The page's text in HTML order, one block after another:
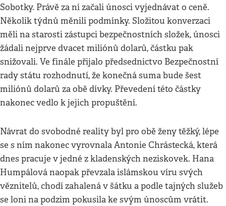
Sobotky. Právě za ní začali únosci vyjednávat o ceně.
Několik týdnů měnili podmínky. Složitou konverzaci
měli na starosti zástupci bezpečnostních složek, únosci
žádali nejprve dvacet miliónů dolarů, částku pak
snižovali. Ve finále přijalo předsednictvo Bezpečnostní
rady státu rozhodnutí, že konečná suma bude šest
miliónů dolarů za obě dívky. Převedení této částky
nakonec vedlo k jejich propuštění.
Návrat do svobodné reality byl pro obě ženy těžký, lépe
se s ním nakonec vyrovnala Antonie Chrástecká, která
dnes pracuje v jedné z kladenských neziskovek. Hana
Humpálová naopak převzala islámskou víru svých
věznitelů, chodí zahalená v šátku a podle tajných služeb
se loni na podzim pokusila ke svým únoscům vrátit.